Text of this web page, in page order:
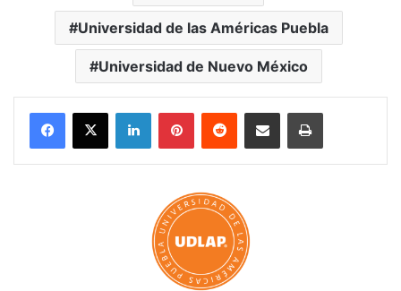
Universidad de las Américas Puebla
Universidad de Nuevo México
LinkedInPinterestReddit Share via Email Print